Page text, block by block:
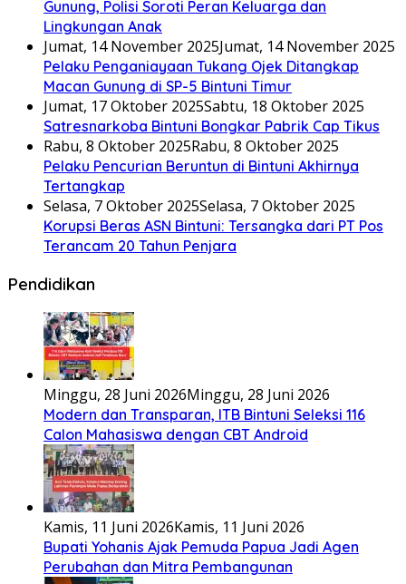
Gunung, Polisi Soroti Peran Keluarga dan
Lingkungan Anak
Jumat, 14 November 2025Jumat, 14 November 2025
Pelaku Penganiayaan Tukang Ojek Ditangkap
Macan Gunung di SP-5 Bintuni Timur
Jumat, 17 Oktober 2025Sabtu, 18 Oktober 2025
Satresnarkoba Bintuni Bongkar Pabrik Cap Tikus
Rabu, 8 Oktober 2025Rabu, 8 Oktober 2025
Pelaku Pencurian Beruntun di Bintuni Akhirnya
Tertangkap
Selasa, 7 Oktober 2025Selasa, 7 Oktober 2025
Korupsi Beras ASN Bintuni: Tersangka dari PT Pos
Terancam 20 Tahun Penjara
Pendidikan
Minggu, 28 Juni 2026Minggu, 28 Juni 2026
Modern dan Transparan, ITB Bintuni Seleksi 116
Calon Mahasiswa dengan CBT Android
Kamis, 11 Juni 2026Kamis, 11 Juni 2026
Bupati Yohanis Ajak Pemuda Papua Jadi Agen
Perubahan dan Mitra Pembangunan